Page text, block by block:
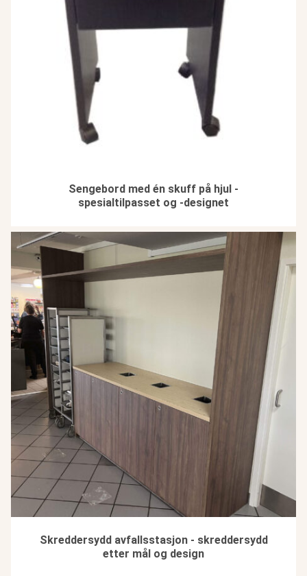
Sengebord med én skuff på hjul -
spesialtilpasset og -designet
Skreddersydd avfallsstasjon - skreddersydd
etter mål og design